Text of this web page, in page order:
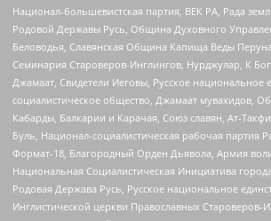
Национал-большевистская партия, ВЕК РА, Рада
Родовой Державы Русь, Община Духовного
Беловодья, Славянская Община Капища Веды
Семинария Староверов-Инглингов, Нурджулар, К
Джамаат, Свидетели Иеговы, Русское национальное
социалистическое общество, Джамаат мувахидов,
Кабарды, Балкарии и Карачая, Союз славян, Ат-
Буль, Национал-социалистическая рабочая партия
Формат-18, Благородный Орден Дьявола, Армия
Национальная Социалистическая Инициатива
Родовая Держава Русь, Русское национальное
Инглистической церкви Православных Староверов-